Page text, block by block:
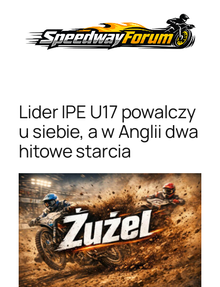
Lider IPE U17 powalczy
u siebie, a w Anglii dwa
hitowe starcia